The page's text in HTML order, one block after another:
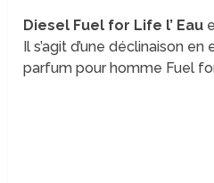
Diesel Fuel for Life l’ Eau
Il s’agit d’une déclinaison
parfum pour homme Fuel